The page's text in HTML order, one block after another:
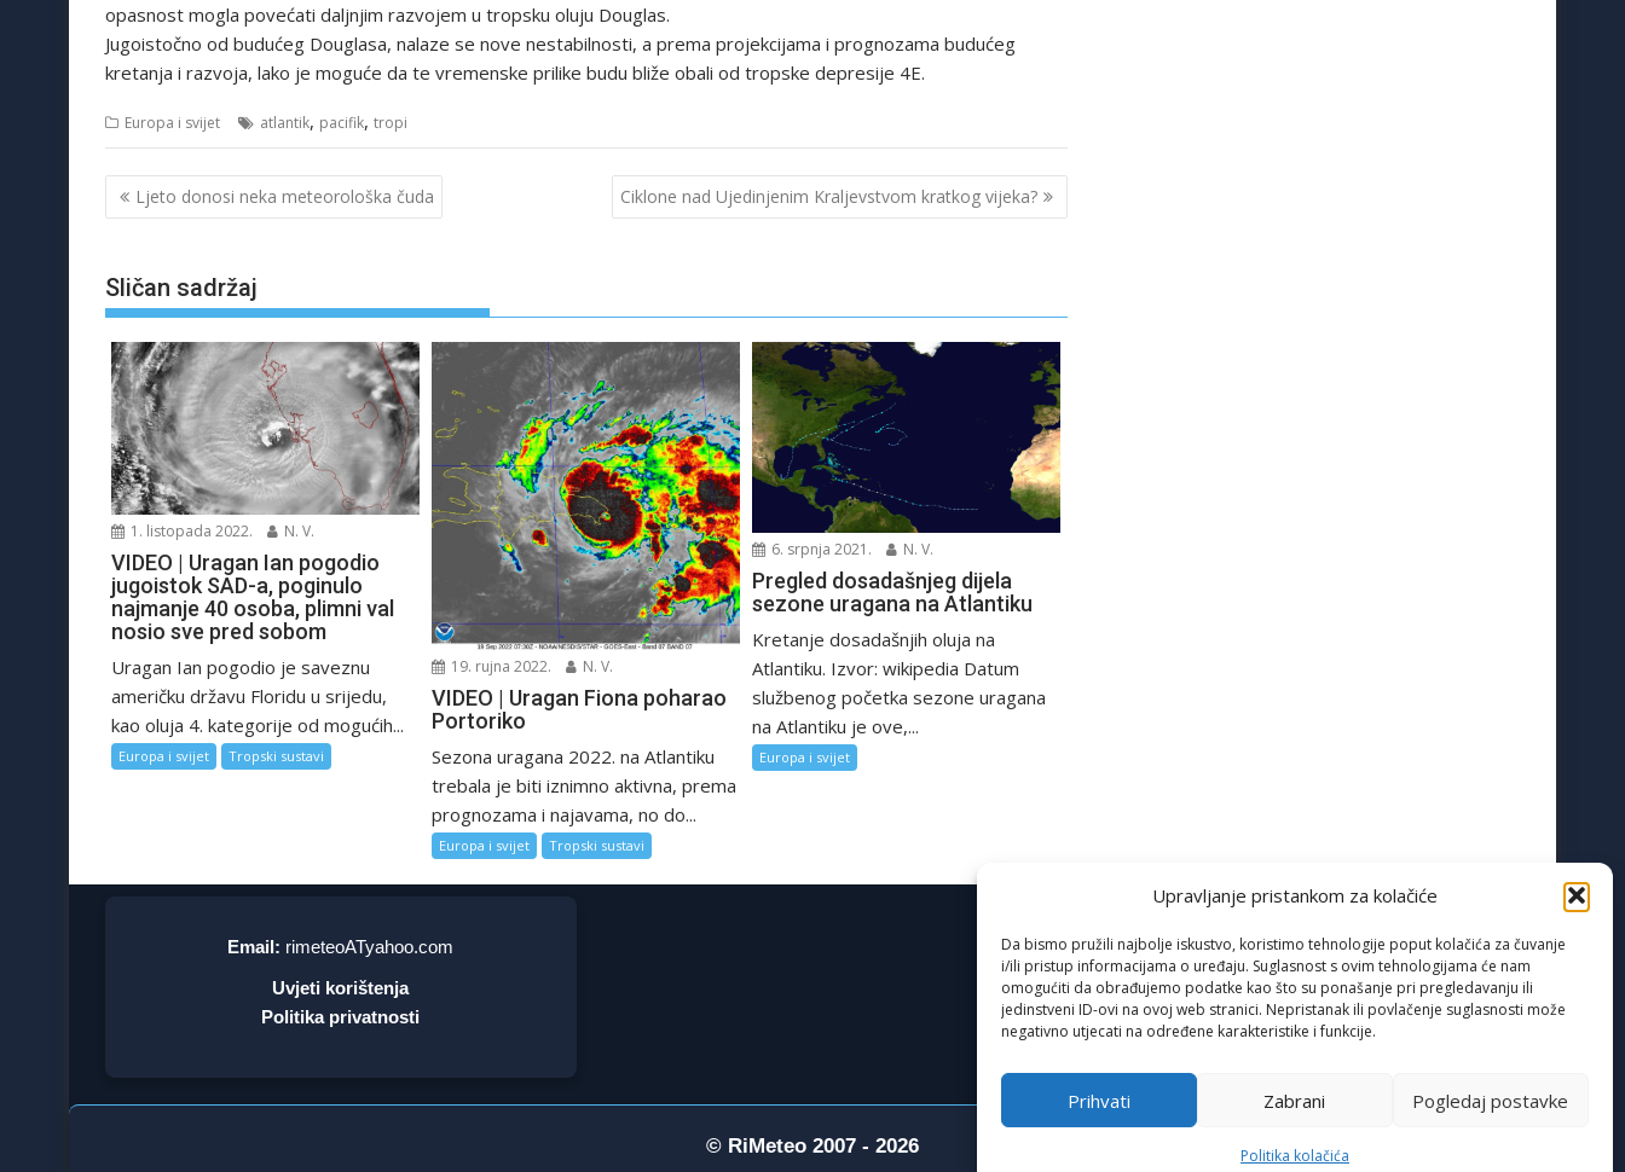
Upravljanje pristankom za kolačiće
Da bismo pružili najbolje iskustvo, koristimo tehnologije poput kolačića za čuvanje
i/ili pristup informacijama o uređaju. Suglasnost s ovim tehnologijama će nam
omogućiti da obrađujemo podatke kao što su ponašanje pri pregledavanju ili
jedinstveni ID-ovi na ovoj web stranici. Nepristanak ili povlačenje suglasnosti može
negativno utjecati na određene karakteristike i funkcije.
Prihvati Zabrani Pogledaj postavke
Politika kolačića
opasnost mogla povećati daljnjim razvojem u tropsku oluju Douglas.
Jugoistočno od budućeg Douglasa, nalaze se nove nestabilnosti, a prema projekcijama i prognozama budućeg
kretanja i razvoja, lako je moguće da te vremenske prilike budu bliže obali od tropske depresije 4E.
Europa i svijet atlantik, pacifik, tropi
Navigacija
objava
Ljeto donosi neka meteorološka čuda Ciklone nad Ujedinjenim Kraljevstvom kratkog vijeka?
Sličan sadržaj
1. listopada 2022. N. V.
VIDEO | Uragan Ian pogodio
jugoistok SAD-a, poginulo
najmanje 40 osoba, plimni val
nosio sve pred sobom
Uragan Ian pogodio je saveznu
američku državu Floridu u srijedu,
kao oluja 4. kategorije od mogućih...
Europa i svijet Tropski sustavi
19. rujna 2022. N. V.
VIDEO | Uragan Fiona poharao
Portoriko
Sezona uragana 2022. na Atlantiku
trebala je biti iznimno aktivna, prema
prognozama i najavama, no do...
Europa i svijet Tropski sustavi
6. srpnja 2021. N. V.
Pregled dosadašnjeg dijela
sezone uragana na Atlantiku
Kretanje dosadašnjih oluja na
Atlantiku. Izvor: wikipedia Datum
službenog početka sezone uragana
na Atlantiku je ove,...
Europa i svijet
Email: rimeteoATyahoo.com
Uvjeti korištenja
Politika privatnosti
© RiMeteo 2007 - 2026